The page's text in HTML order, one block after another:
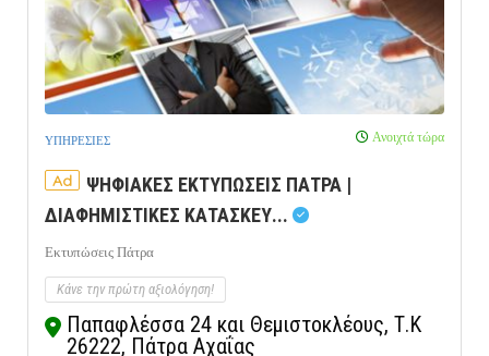
ΥΠΗΡΕΣΙΕΣ Ανοιχτά τώρα
Ad
ΨΗΦΙΑΚΕΣ ΕΚΤΥΠΩΣΕΙΣ ΠΑΤΡΑ |
ΔΙΑΦΗΜΙΣΤΙΚΕΣ ΚΑΤΑΣΚΕΥ...
Εκτυπώσεις Πάτρα
Κάνε την πρώτη αξιολόγηση!
Παπαφλέσσα 24 και Θεμιστοκλέους, Τ.Κ
26222, Πάτρα Αχαΐας